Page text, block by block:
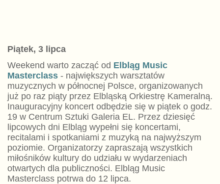
Piątek, 3 lipca
Weekend warto zacząć od Elbląg Music
Masterclass- największych warsztatów
muzycznych w północnej Polsce, organizowanych
już po raz piąty przez Elbląską Orkiestrę Kameralną.
Inauguracyjny koncert odbędzie się w piątek o godz.
19 w Centrum Sztuki Galeria EL. Przez dziesięć
lipcowych dni Elbląg wypełni się koncertami,
recitalami i spotkaniami z muzyką na najwyższym
poziomie. Organizatorzy zapraszają wszystkich
miłośników kultury do udziału w wydarzeniach
otwartych dla publiczności. Elbląg Music
Masterclass potrwa do 12 lipca.